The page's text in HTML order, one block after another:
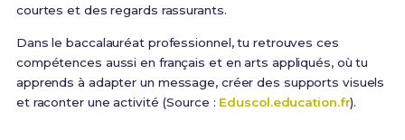
courtes et des regards rassurants.
Dans le baccalauréat professionnel, tu retrouves ces
compétences aussi en français et en arts appliqués, où tu
apprends à adapter un message, créer des supports visuels
et raconter une activité (Source : Eduscol.education.fr).